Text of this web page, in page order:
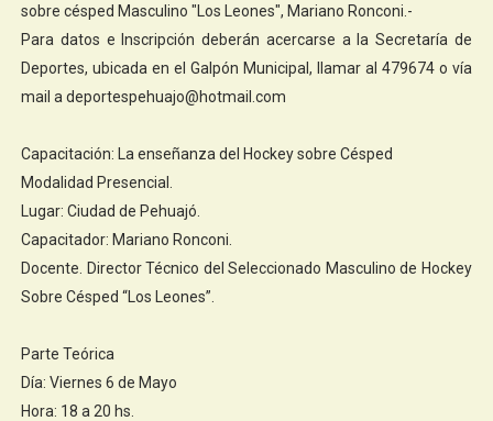
sobre césped Masculino "Los Leones", Mariano Ronconi.-
Para datos e Inscripción deberán acercarse a la Secretaría de
Deportes, ubicada en el Galpón Municipal, llamar al 479674 o vía
mail a deportespehuajo@hotmail.com
Capacitación: La enseñanza del Hockey sobre Césped
Modalidad Presencial.
Lugar: Ciudad de Pehuajó.
Capacitador: Mariano Ronconi.
Docente. Director Técnico del Seleccionado Masculino de Hockey
Sobre Césped “Los Leones”.
Parte Teórica
Día: Viernes 6 de Mayo
Hora: 18 a 20 hs.